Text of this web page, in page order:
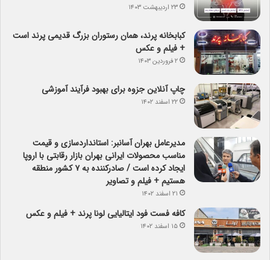
۲۳ اردیبهشت ۱۴۰۳
کبابخانه پرند، همان رستوران بزرگ قدیمی پرند است
+ فیلم و عکس
۲ فروردین ۱۴۰۳
چاپ آنلاین جزوه برای بهبود فرآیند آموزشی
۲۲ اسفند ۱۴۰۲
مدیرعامل بهران آسانبر: استانداردسازی و قیمت
مناسب محصولات ایرانی بهران بازار رقابتی با اروپا
ایجاد کرده است / صادرکننده به ۷ کشور منطقه
هستیم + فیلم و تصاویر
۲۱ اسفند ۱۴۰۲
کافه فست فود ایتالیایی لونا پرند + فیلم و عکس
۱۵ اسفند ۱۴۰۲